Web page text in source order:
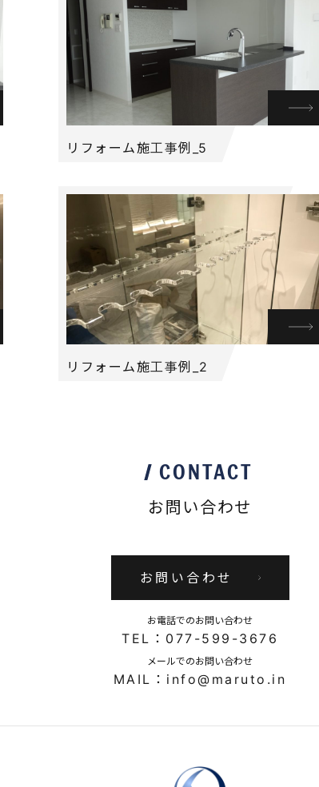
リフォーム施工事例_5
リフォーム施工事例_2
CONTACT
お問い合わせ
お問い合わせ
お電話でのお問い合わせ
TEL：077-599-3676
メールでのお問い合わせ
MAIL：info@maruto.in